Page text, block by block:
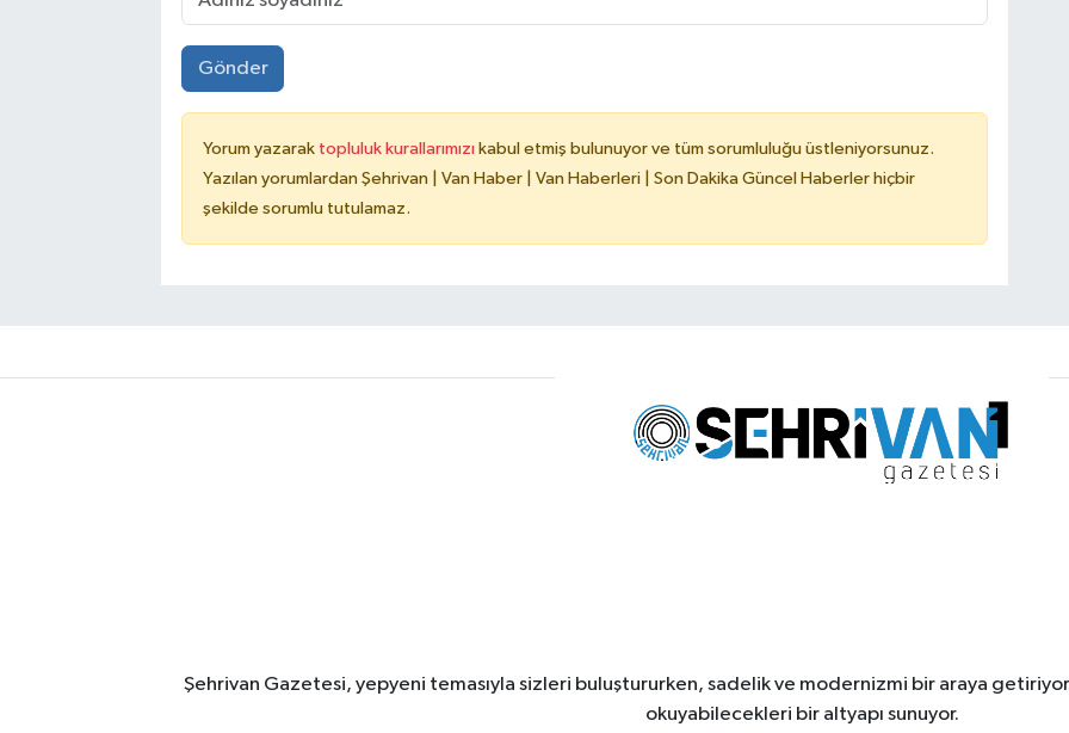
Gönder
Yorum yazarak topluluk kurallarımızı kabul etmiş bulunuyor ve tüm sorumluluğu üstleniyorsunuz.
Yazılan yorumlardan Şehrivan | Van Haber | Van Haberleri | Son Dakika Güncel Haberler hiçbir
şekilde sorumlu tutulamaz.
Şehrivan Gazetesi, yepyeni temasıyla sizleri buluştururken, sadelik ve modernizmi bir araya
okuyabilecekleri bir altyapı sunuyor.